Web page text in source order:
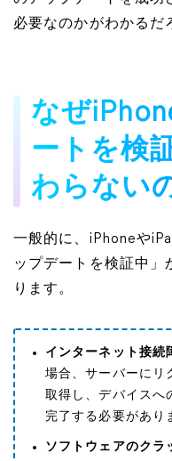
必要なのかがわかるだ
なぜ
ートを検
わらない
一般的に、iPhoneや
ップデートを検証中」
ります。
インターネット接続
場合、サーバーにリ
取得し、デバイスへ
完了する必要があり
ソフトウェアのクラ